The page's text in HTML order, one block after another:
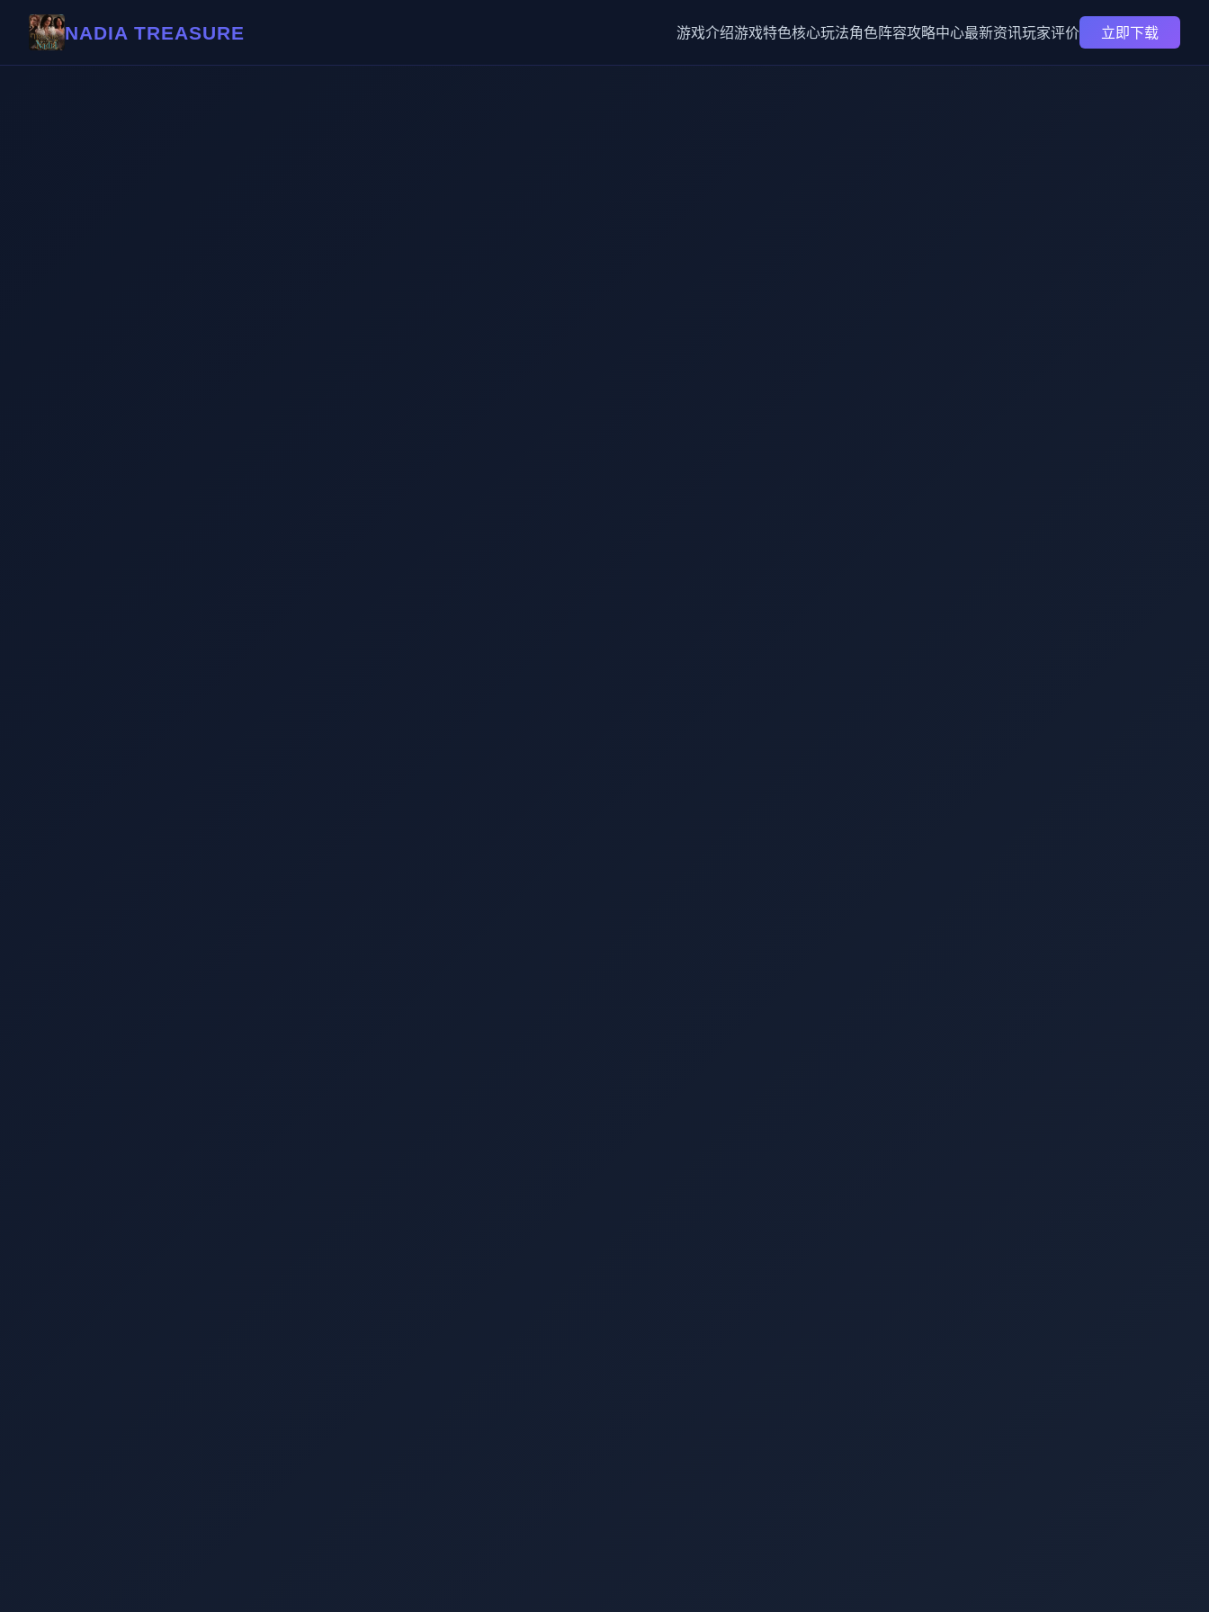
NADIA TREASURE 游戏介绍游戏特色核心玩法角色阵容攻略中心最新资讯玩家评价 立即下载